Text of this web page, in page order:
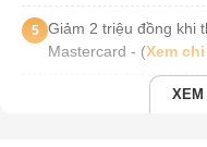
5
Giảm 2 triệu đồng khi
Mastercard - (Xem
XEM